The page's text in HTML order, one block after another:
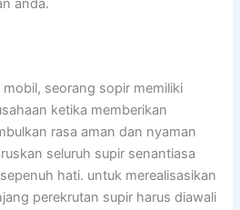
anda.
mobil, seorang sopir memiliki
ketika memberikan
rasa aman dan nyaman
seluruh supir senantiasa
hati. untuk merealisasikan
perekrutan supir harus diawali